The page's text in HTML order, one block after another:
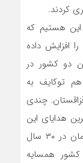
کردند.
هستیم که
افزایش داده
دو کشور در
توکایف به
چندی
هدایای این
کشور را به رهبر تاجیکستان اعطا کرد ( رحمان در ۳۰ سال
کشور همسایه